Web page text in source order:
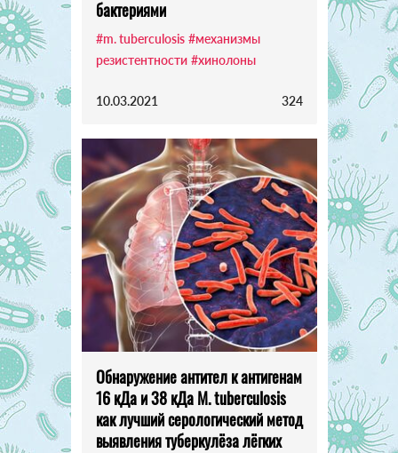
бактериями
#m. tuberculosis #механизмы
резистентности #хинолоны
10.03.2021 324
Обнаружение антител к антигенам
16 кДа и 38 кДа M. tuberculosis
как лучший серологический метод
выявления туберкулёза лёгких